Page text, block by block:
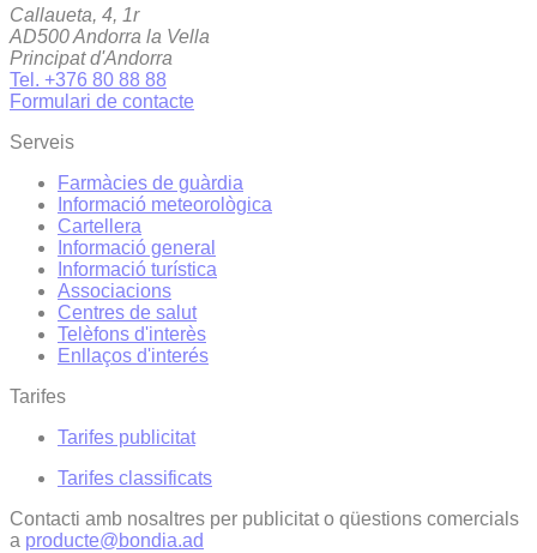
Callaueta, 4, 1r
AD500 Andorra la Vella
Principat d'Andorra
Tel. +376 80 88 88
Formulari de contacte
Serveis
Farmàcies de guàrdia
Informació meteorològica
Cartellera
Informació general
Informació turística
Associacions
Centres de salut
Telèfons d'interès
Enllaços d'interés
Tarifes
Tarifes publicitat
Tarifes classificats
Contacti amb nosaltres per publicitat o qüestions comercials
a producte@bondia.ad